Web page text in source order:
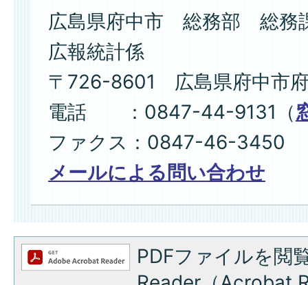
広島県府中市 総務部 総務
広報統計係
〒726-8601 広島県府中市
電話 ：0847-44-9131（
ファクス：0847-46-3450
メールによる問い合わせ
PDFファイルを閲